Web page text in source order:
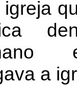
igreja
a